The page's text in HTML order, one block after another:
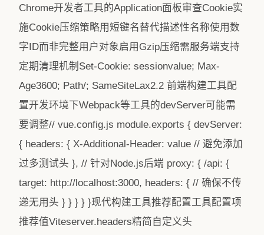
Chrome开发者工具的Application面板审查Cookie实
施Cookie压缩策略用短键名替代描述性名称使用数
字ID而非完整用户对象启用Gzip压缩需服务端支持
定期清理机制Set-Cookie: sessionvalue; Max-
Age3600; Path/; SameSiteLax2.2 前端构建工具配
置开发环境下Webpack等工具的devServer可能需
要调整// vue.config.js module.exports { devServer:
{ headers: { X-Additional-Header: value // 避免添加
过多测试头 }, // 针对Node.js后端 proxy: { /api: {
target: http://localhost:3000, headers: { // 确保不传
递无用头 } } } } }现代构建工具推荐配置工具配置项
推荐值Viteserver.headers精简自定义头